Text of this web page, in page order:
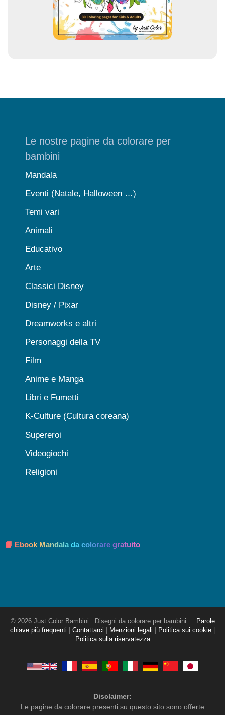
Le nostre pagine da colorare per
bambini
Mandala
Eventi (Natale, Halloween …)
Temi vari
Animali
Educativo
Arte
Classici Disney
Disney / Pixar
Dreamworks e altri
Personaggi della TV
Film
Anime e Manga
Libri e Fumetti
K-Culture (Cultura coreana)
Supereroi
Videogiochi
Religioni
📘 Ebook Mandala da colorare gratuito
© 2026 Just Color Bambini : Disegni da colorare per bambini
Parole
chiave più frequenti
Contattarci Menzioni legali Politica sui cookie
Politica sulla riservatezza
Disclaimer:
Le pagine da colorare presenti su questo sito sono offerte